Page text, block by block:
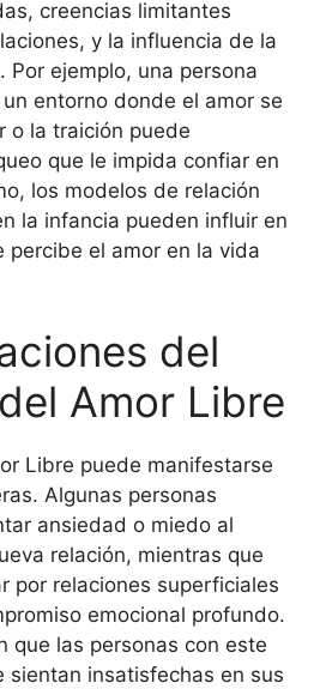
creencias limitantes
y la influencia de la
Por ejemplo, una persona
entorno donde el amor se
o la traición puede
que le impida confiar en
los modelos de relación
la infancia pueden influir en
percibe el amor en la vida
del
Amor Libre
Libre puede manifestarse
Algunas personas
ansiedad o miedo al
relación, mientras que
por relaciones superficiales
emocional profundo.
que las personas con este
sientan insatisfechas en sus